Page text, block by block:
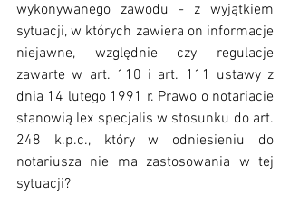
wykonywanego zawodu - z wyjątkiem
sytuacji, w których zawiera on informacje
niejawne, względnie czy regulacje
zawarte w art. 110 i art. 111 ustawy z
dnia 14 lutego 1991 r. Prawo o notariacie
stanowią lex specjalis w stosunku do art.
248 k.p.c., który w odniesieniu do
notariusza nie ma zastosowania w tej
sytuacji?​